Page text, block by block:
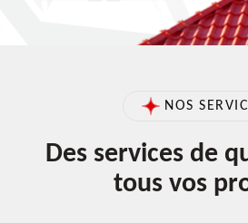
NOS
Des services de
tous vos